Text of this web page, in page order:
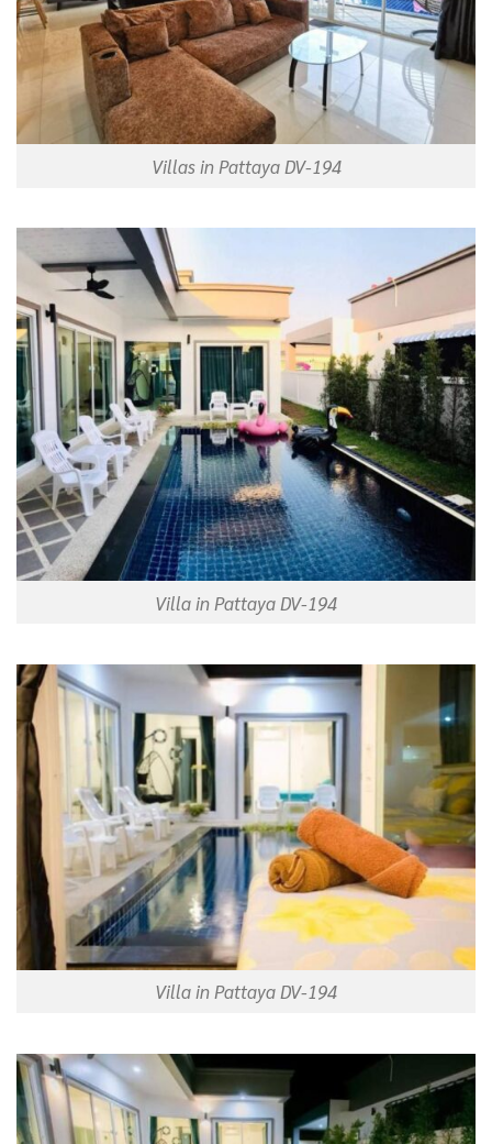
Villas in Pattaya DV-194
Villa in Pattaya DV-194
Villa in Pattaya DV-194